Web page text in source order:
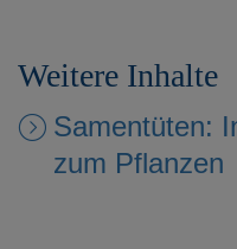
Weitere Inhalte
Samentüten:
zum Pflanzen